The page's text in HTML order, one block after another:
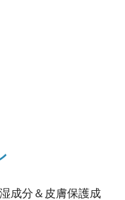
成分＆皮膚保護成